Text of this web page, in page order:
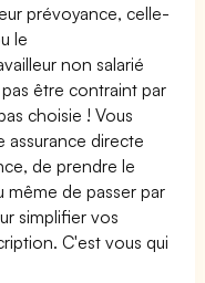
prévoyance, celle-
le
non salarié
être contraint par
choisie ! Vous
assurance directe
de prendre le
même de passer par
simplifier vos
C'est vous qui